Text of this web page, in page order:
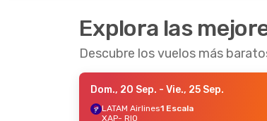
Explora las
Descubre los vuelos más
Dom., 20 Sep. - Vie., 25 Sep.
LATAM Airlines1 Escala
XAP- RIO